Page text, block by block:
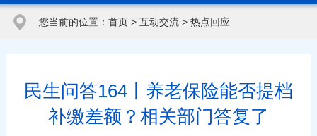
您当前的位置： 首页> 互动交流> 热点回应
民生问答164丨养老保险能否提档
补缴差额？相关部门答复了